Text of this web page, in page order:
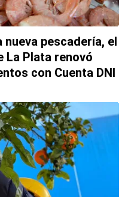
nueva pescadería, el
La Plata renovó
con Cuenta DNI